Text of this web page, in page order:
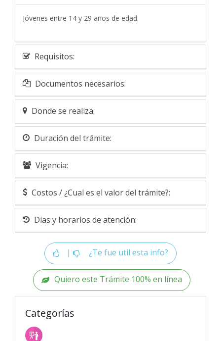
Jóvenes entre 14 y 29 años de edad.
Requisitos:
Documentos necesarios:
Donde se realiza:
Duración del trámite:
Vigencia:
Costos / ¿Cual es el valor del trámite?:
Dias y horarios de atención:
| ¿Te fue util esta info?
Quiero este Trámite 100% en línea
Categorías